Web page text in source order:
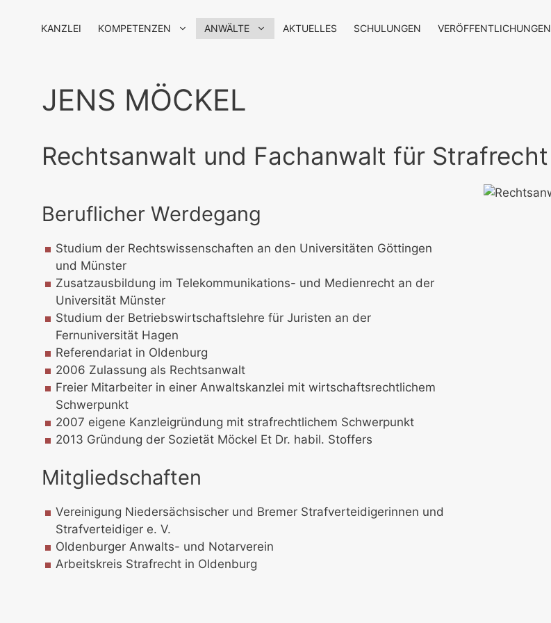
KANZLEI KOMPETENZEN ANWÄLTE AKTUELLES SCHULUNGEN VERÖFFENTLICHUNGEN
JENS MÖCKEL
Rechtsanwalt und Fachanwalt für Strafrecht
Beruflicher Werdegang
Studium der Rechtswissenschaften an den Universitäten Göttingen
und Münster
Zusatzausbildung im Telekommunikations- und Medienrecht an der
Universität Münster
Studium der Betriebswirtschaftslehre für Juristen an der
Fernuniversität Hagen
Referendariat in Oldenburg
2006 Zulassung als Rechtsanwalt
Freier Mitarbeiter in einer Anwaltskanzlei mit wirtschaftsrechtlichem
Schwerpunkt
2007 eigene Kanzleigründung mit strafrechtlichem Schwerpunkt
2013 Gründung der Sozietät Möckel Et Dr. habil. Stoffers
Mitgliedschaften
Vereinigung Niedersächsischer und Bremer Strafverteidigerinnen und
Strafverteidiger e. V.
Oldenburger Anwalts- und Notarverein
Arbeitskreis Strafrecht in Oldenburg